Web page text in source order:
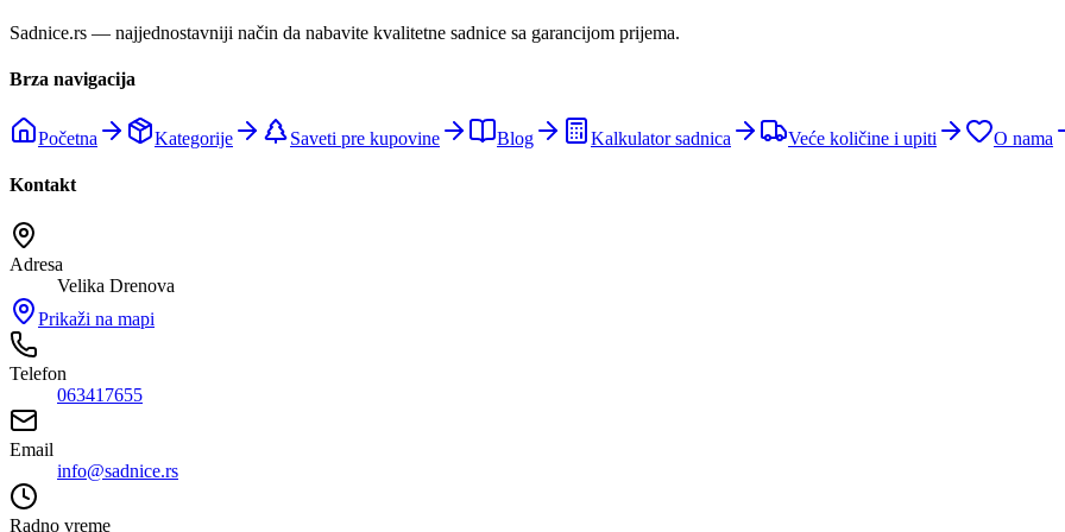
Sadnice.rs — najjednostavniji način da nabavite kvalitetne sadnice sa garancijom prijema.
Brza navigacija
Početna Kategorije Saveti pre kupovine Blog Kalkulator sadnica Veće količine i upiti O nama
Kontakt
Adresa
Velika Drenova
Prikaži na mapi
Telefon
063417655
Email
info@sadnice.rs
Radno vreme